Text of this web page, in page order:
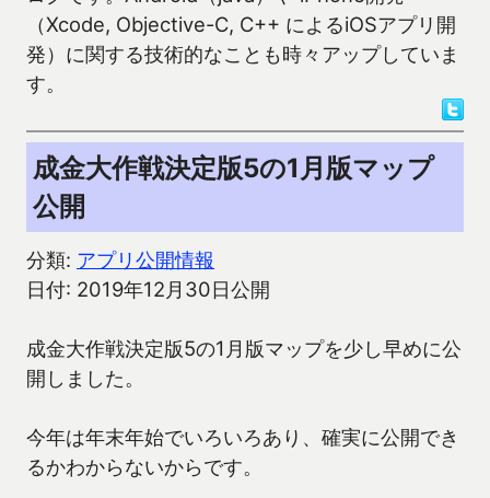
（Xcode, Objective-C, C++ によるiOSアプリ開
発）に関する技術的なことも時々アップしていま
す。
成金大作戦決定版5の1月版マップ
公開
分類: アプリ公開情報
日付: 2019年12月30日公開
成金大作戦決定版5の1月版マップを少し早めに公
開しました。
今年は年末年始でいろいろあり、確実に公開でき
るかわからないからです。